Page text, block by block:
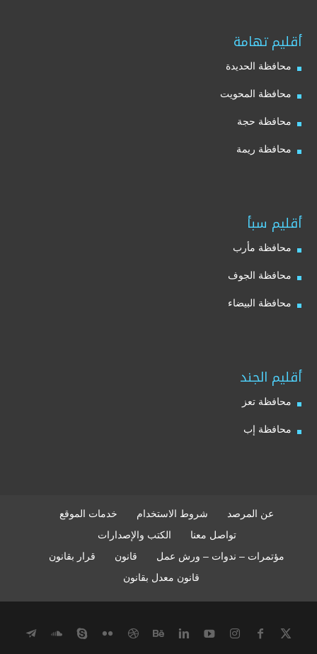
أقليم تهامة
محافظة الحديدة
محافظة المحويت
محافظة حجة
محافظة ريمة
أقليم سبأ
محافظة مأرب
محافظة الجوف
محافظة البيضاء
أقليم الجند
محافظة تعز
محافظة إب
عن المرصد شروط الاستخدام
خدمات الموقع
تواصل معنا
الكتب والإصدارات
مؤتمرات – ندوات – ورش عمل
قانون
قرار بقانون
قانون معدل بقانون